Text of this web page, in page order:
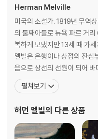
이번 개역판은 가장 위대한 작품
세계를 보다 심층적으로 이해
제16장 배 130
제17장 라마단 148
제18장 퀴퀘그의 표시 155
제19장 예언자 160
제20장 출항 준비 165
제21장 승선 168
제23장 바람이 불어가는 쪽 해안
제25장 덧붙임 185
제26장 기사들과 종자들 186
제27장 기사들과 종자들(계속)
Herman Melville
미국의 소설가. 1819년 무역
의 둘째아들로 뉴욕 파르 거
복하게 보냈지만 13세 때 가
멜빌은 은행이나 상점의 잔심
음으로 상선의 선원이 되어
된다. 이때 항해를 하면서 얻
이후 포경선의 선원과 미 해군
바탕으로 쓴 첫 작품 『타이피
펼쳐보기
허먼 멜빌의 다른 상품